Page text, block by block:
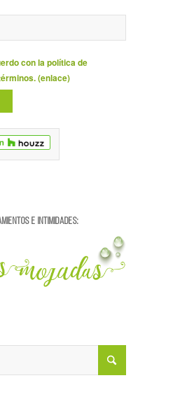
con la política de
(enlace)
E INTIMIDADES: